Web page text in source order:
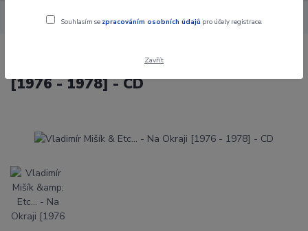
Alba CD Vladimír Mišík & Etc… - Na Okraji [1976 - 1978] - CD
Vladimír Mišík & Etc… - Na Okraji
[1976 - 1978] - CD
Souhlasím se zpracováním osobních údajů pro účely registrace.
Zavřít